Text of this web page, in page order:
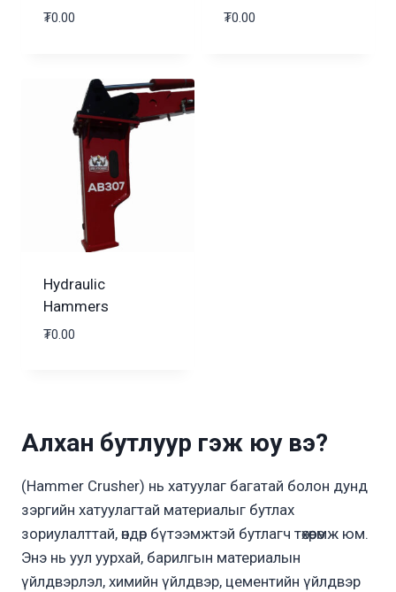
₮0.00 ₮0.00
Hydraulic
Hammers
₮0.00
Алхан бутлуур гэж юу вэ?
(Hammer Crusher) нь хатуулаг багатай болон дунд
зэргийн хатуулагтай материалыг бутлах
зориулалттай, өндөр бүтээмжтэй бутлагч төхөөрөмж юм.
Энэ нь уул уурхай, барилгын материалын
үйлдвэрлэл, химийн үйлдвэр, цементийн үйлдвэр